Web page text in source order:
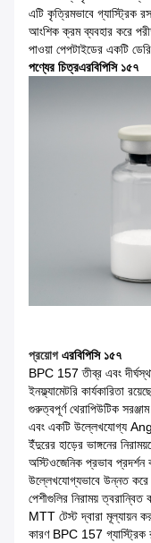
এটি কৃত্রিমভাবে গ্যাস্ট্রিক
আংশিক ক্রম ব্যবহার করে
পাওয়া পেপটাইডের একটি
পণ্যের চিত্রএরবিপিসি ১৫৭
প্রয়োগ এরবিপিসি ১৫৭
BPC 157 তীব্র এবং
ইনফ্ল্যামেটরি কার্যকারিতা
গুরুত্বপূর্ণ থেরাপিউটিক
এবং একটি উল্লেখযোগ্য
ইঁদুরের হাড়ের ভাঙ্গনের
অস্টিওজেনিক প্রভাব প্রদর্শন
উল্লেখযোগ্যভাবে উন্নত
পেশীগুলির নিরাময়
MTT টেস্ট দ্বারা মূল্যায়ন
কারণ BPC 157